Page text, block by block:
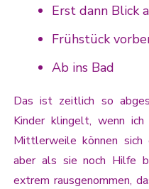
Erst dann Blick
Frühstück
Ab ins Bad
Das ist zeitlich so
Kinder klingelt, wenn
Mittlerweile können sich
aber als sie noch Hilfe
extrem rausgenommen,